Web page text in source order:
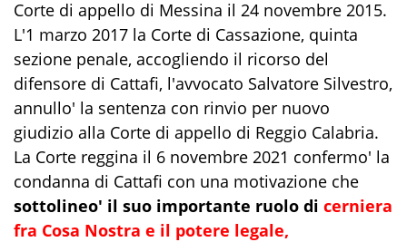
Corte di appello di Messina il 24 novembre 2015.
L'1 marzo 2017 la Corte di Cassazione, quinta
sezione penale, accogliendo il ricorso del
difensore di Cattafi, l'avvocato Salvatore Silvestro,
annullo' la sentenza con rinvio per nuovo
giudizio alla Corte di appello di Reggio Calabria.
La Corte reggina il 6 novembre 2021 confermo' la
condanna di Cattafi con una motivazione che
sottolineo' il suo importante ruolo di cerniera
fra Cosa Nostra e il potere legale,